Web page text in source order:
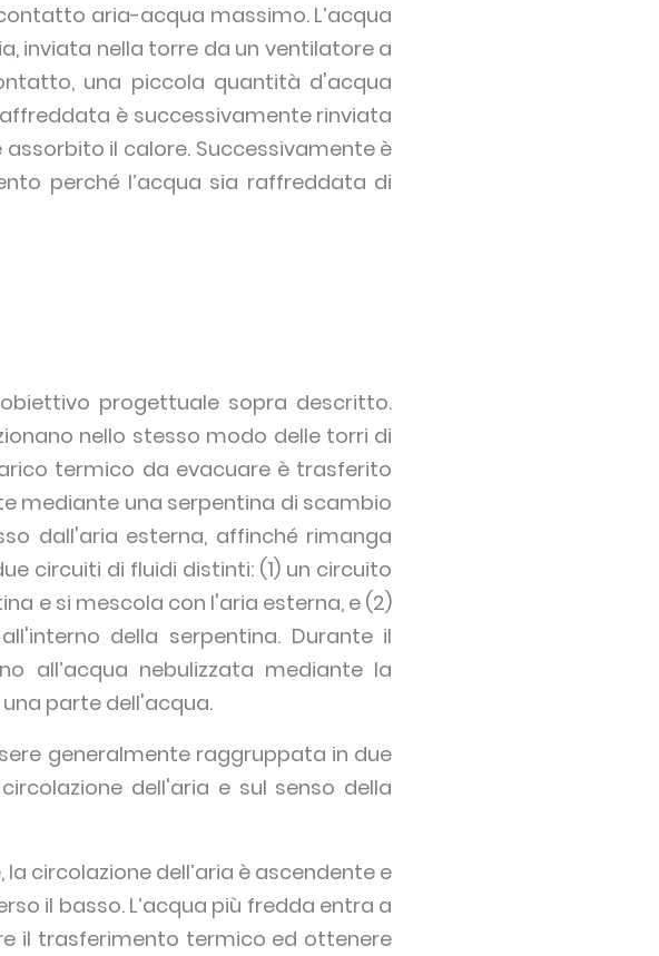
aria-acqua massimo. L’acqua
inviata nella torre da un ventilatore a
una piccola quantità d'acqua
è successivamente rinviata
il calore. Successivamente è
perché l’acqua sia raffreddata di
progettuale sopra descritto.
nello stesso modo delle torri di
termico da evacuare è trasferito
mediante una serpentina di scambio
dall'aria esterna, affinché rimanga
circuiti di fluidi distinti: (1) un circuito
e si mescola con l'aria esterna, e (2)
della serpentina. Durante il
all’acqua nebulizzata mediante la
parte dell'acqua.
generalmente raggruppata in due
dell'aria e sul senso della
circolazione dell’aria è ascendente e
il basso. L’acqua più fredda entra a
il trasferimento termico ed ottenere